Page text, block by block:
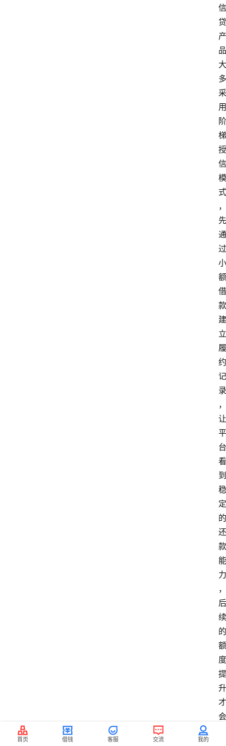
信
贷
产
品
大
多
采
用
阶
梯
授
信
模
式
，
先
通
过
小
额
借
款
建
立
履
约
记
录
，
让
平
台
看
到
稳
定
的
还
款
能
力
，
后
续
的
额
度
提
升
才
会
首页 借钱 客服 交流 我的